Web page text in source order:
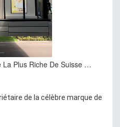
La Plus Riche De Suisse …
de la célèbre marque de